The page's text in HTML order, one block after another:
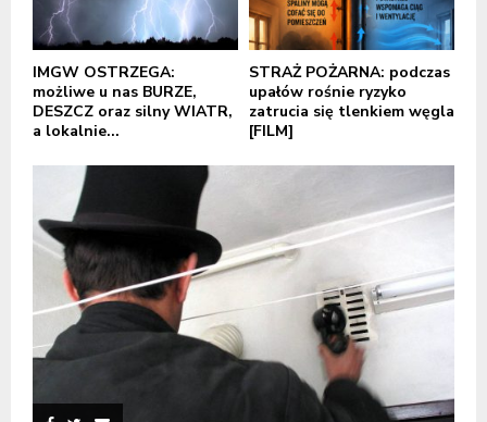
IMGW OSTRZEGA:
możliwe u nas BURZE,
DESZCZ oraz silny WIATR,
a lokalnie...
STRAŻ POŻARNA: podczas
upałów rośnie ryzyko
zatrucia się tlenkiem węgla
[FILM]